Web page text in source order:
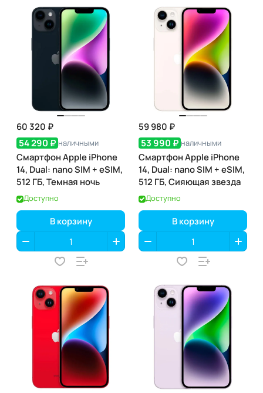
60 320 ₽
54 290 ₽ наличными
Смартфон Apple iPhone
14, Dual: nano SIM + eSIM,
512 ГБ, Темная ночь
Доступно
В корзину
59 980 ₽
53 990 ₽ наличными
Смартфон Apple iPhone
14, Dual: nano SIM + eSIM,
512 ГБ, Сияющая звезда
Доступно
В корзину